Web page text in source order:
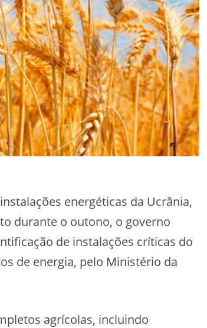
energéticas da Ucrânia,
durante o outono, o governo
de instalações críticas do
de energia, pelo Ministério da
agrícolas, incluindo